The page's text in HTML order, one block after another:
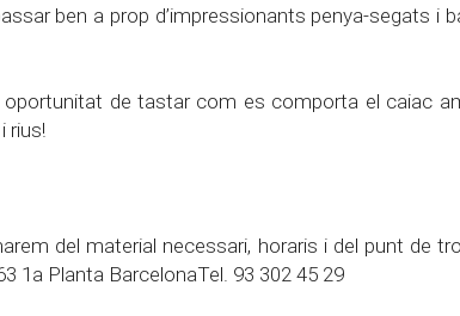
ben a prop d’impressionants penya-segats i
de tastar com es comporta el caiac
rius!
del material necessari, horaris i del punt de
1a Planta BarcelonaTel. 93 302 45 29